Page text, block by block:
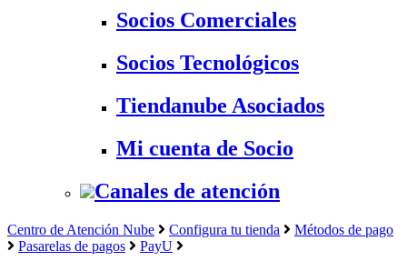
Socios Comerciales
Socios Tecnológicos
Tiendanube Asociados
Mi cuenta de Socio
Canales de atención
Centro de Atención Nube Configura tu tienda
Métodos de pago
Pasarelas de pagos
PayU